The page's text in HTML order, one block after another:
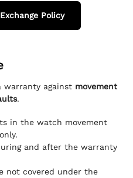
Policy
warranty against movement
.
in the watch movement
and after the warranty
not covered under the